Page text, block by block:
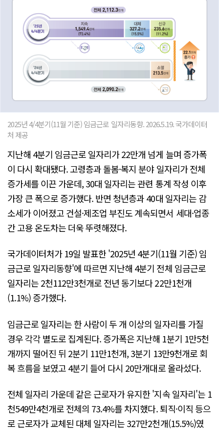
2025년 4/4분기(11월 기준) 임금근로 일자리동향. 2026.5.19. 국가데이터
처 제공
지난해 4분기 임금근로 일자리가 22만개 넘게 늘며 증가폭
이 다시 확대됐다. 고령층과 돌봄·복지 분야 일자리가 전체
증가세를 이끈 가운데, 30대 일자리는 관련 통계 작성 이후
가장 큰 폭으로 증가했다. 반면 청년층과 40대 일자리는 감
소세가 이어졌고 건설·제조업 부진도 계속되면서 세대·업종
간 고용 온도차는 더욱 뚜렷해졌다.
국가데이터처가 19일 발표한 '2025년 4분기(11월 기준) 임
금근로 일자리동향'에 따르면 지난해 4분기 전체 임금근로
일자리는 2천112만3천개로 전년 동기보다 22만1천개
(1.1%) 증가했다.
임금근로 일자리는 한 사람이 두 개 이상의 일자리를 가질
경우 각각 별도로 집계된다. 증가폭은 지난해 1분기 1만5천
개까지 떨어진 뒤 2분기 11만1천개, 3분기 13만9천개로 회
복 흐름을 보였고 4분기 들어 다시 20만개대로 올라섰다.
전체 일자리 가운데 같은 근로자가 유지한 '지속 일자리'는 1
천549만4천개로 전체의 73.4%를 차지했다. 퇴직·이직 등으
로 근로자가 교체된 대체 일자리는 327만2천개(15.5%)였